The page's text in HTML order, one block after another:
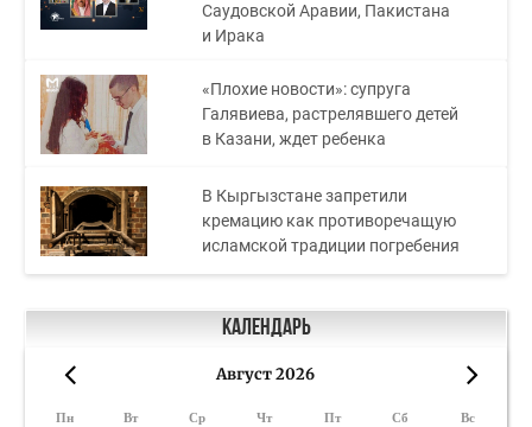
Саудовской Аравии, Пакистана
и Ирака
«Плохие новости»: супруга
Галявиева, растрелявшего детей
в Казани, ждет ребенка
В Кыргызстане запретили
кремацию как противоречащую
исламской традиции погребения
Календарь
Август 2026
Пн Вт Ср Чт Пт Сб Вс